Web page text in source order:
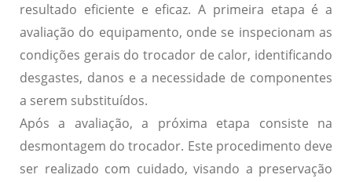
resultado eficiente e eficaz. A primeira etapa é a
avaliação do equipamento, onde se inspecionam as
condições gerais do trocador de calor, identificando
desgastes, danos e a necessidade de componentes
a serem substituídos.
Após a avaliação, a próxima etapa consiste na
desmontagem do trocador. Este procedimento deve
ser realizado com cuidado, visando a preservação